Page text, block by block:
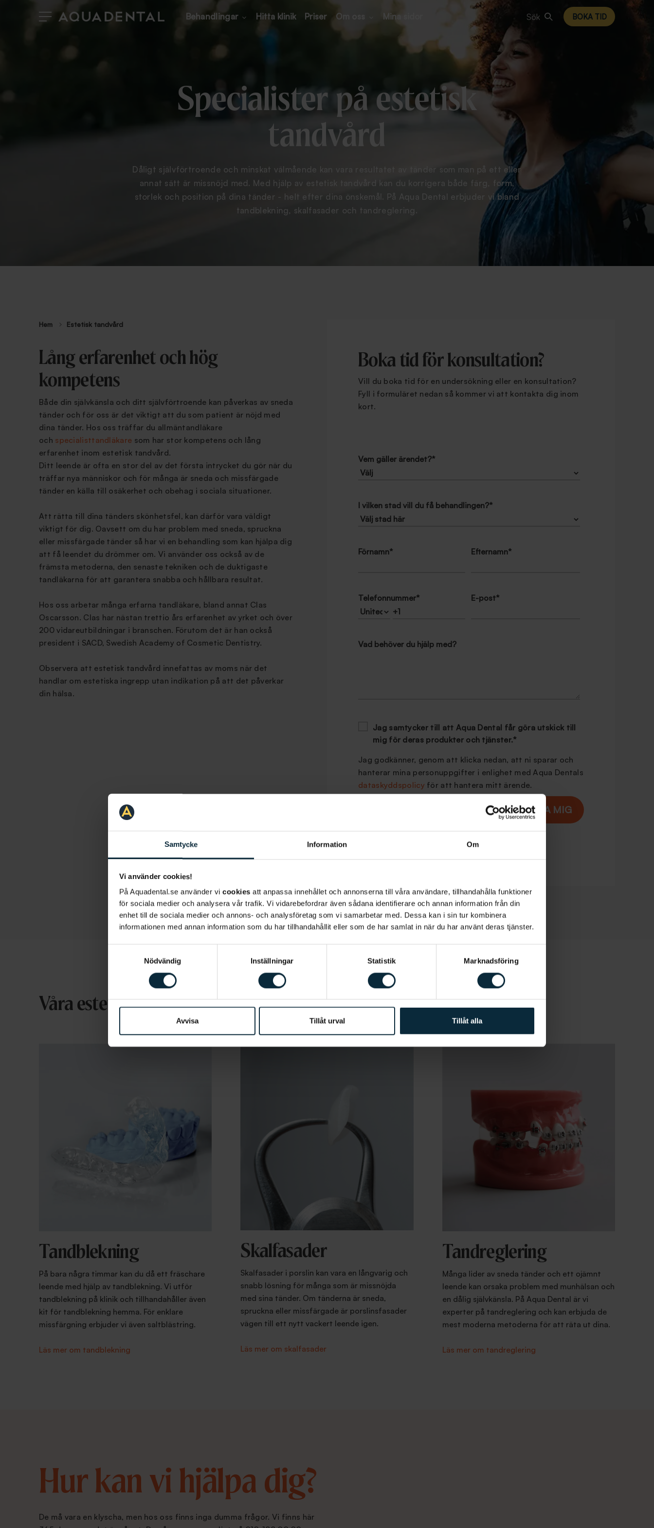
Samtycke Information Om
Vi använder cookies!
På Aquadental.se använder vi cookies att anpassa innehållet och annonserna till våra användare, tillhandahålla funktioner
för sociala medier och analysera vår trafik. Vi vidarebefordrar även sådana identifierare och annan information från din
enhet till de sociala medier och annons- och analysföretag som vi samarbetar med. Dessa kan i sin tur kombinera
informationen med annan information som du har tillhandahållit eller som de har samlat in när du har använt deras tjänster.
Nödvändig
Inställningar Statistik Marknadsföring
Avvisa Tillåt urval Tillåt alla
Behandlingar Hitta klinik Priser Om oss Mina sidor Sök BOKA TID
Specialister på estetisk
tandvård
Dåligt självförtroende och minskat välmående kan vara resultatet av tänder som man på ett eller
annat sätt är missnöjd med. Med hjälp av estetisk tandvård kan du korrigera både färg, form,
storlek och position på dina tänder - helt efter dina önskemål. På Aqua Dental erbjuder vi bland
tandblekning, skalfasader och tandreglering.
Hem Estetisk tandvård
Lång erfarenhet och hög
kompetens
Både din självkänsla och ditt självförtroende kan påverkas av sneda
tänder och för oss är det viktigt att du som patient är nöjd med
dina tänder. Hos oss träffar du allmäntandläkare
och specialisttandläkare som har stor kompetens och lång
erfarenhet inom estetisk tandvård.
Ditt leende är ofta en stor del av det första intrycket du gör när du
träffar nya människor och för många är sneda och missfärgade
tänder en källa till osäkerhet och obehag i sociala situationer.
Att rätta till dina tänders skönhetsfel, kan därför vara väldigt
viktigt för dig. Oavsett om du har problem med sneda, spruckna
eller missfärgade tänder så har vi en behandling som kan hjälpa dig
att få leendet du drömmer om. Vi använder oss också av de
främsta metoderna, den senaste tekniken och de duktigaste
tandläkarna för att garantera snabba och hållbara resultat.
Hos oss arbetar många erfarna tandläkare, bland annat Clas
Oscarsson. Clas har nästan trettio års erfarenhet av yrket och över
200 vidareutbildningar i branschen. Förutom det är han också
president i SACD, Swedish Academy of Cosmetic Dentistry.
Observera att estetisk tandvård innefattas av moms när det
handlar om estetiska ingrepp utan indikation på att det påverkar
din hälsa.
Boka tid för konsultation?
Vill du boka tid för en undersökning eller en konsultation?
Fyll i formuläret nedan så kommer vi att kontakta dig inom
kort.
Vem gäller ärendet?*
I vilken stad vill du få behandlingen?*
Förnamn* Efternamn*
Telefonnummer* E-post*
Vad behöver du hjälp med?
Jag samtycker till att Aqua Dental får göra utskick till
mig för deras produkter och tjänster.*
Jag godkänner, genom att klicka nedan, att ni sparar och
hanterar mina personuppgifter i enlighet med Aqua Dentals
dataskyddspolicy för att hantera mitt ärende.
Våra estetiska behandlingar
Tandblekning
På bara några timmar kan du då ett fräschare
leende med hjälp av tandblekning. Vi utför
tandblekning på klinik och tillhandahåller även
kit för tandblekning hemma. För enklare
missfärgning erbjuder vi även saltblästring.
Läs mer om tandblekning
Skalfasader
Skalfasader i porslin kan vara en långvarig och
snabb lösning för många som är missnöjda
med sina tänder. Om tänderna är sneda,
spruckna eller missfärgade är porslinsfasader
vägen till ett nytt vackert leende igen.
Läs mer om skalfasader
Tandreglering
Många lider av sneda tänder och ett ojämnt
leende kan orsaka problem med munhälsan och
en dålig självkänsla. På Aqua Dental är vi
experter på tandreglering och kan erbjuda de
mest moderna metoderna för att räta ut dina.
Läs mer om tandreglering
Hur kan vi hjälpa dig?
De må vara en klyscha, men hos oss finns inga dumma frågor. Vi finns här